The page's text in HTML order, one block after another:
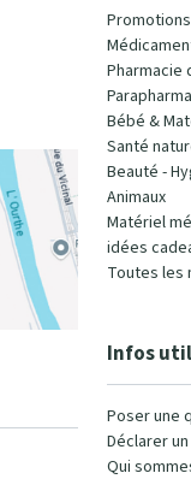
Promotions
Pharmacie
Bébé &
Santé
Beauté -
Animaux
Matériel
idées
Toutes les
Infos
Poser une
Déclarer
Qui